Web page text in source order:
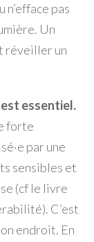
pas
Un
réveiller un
essentiel.
forte
par une
sensibles et
(cf le livre
C’est
endroit. En